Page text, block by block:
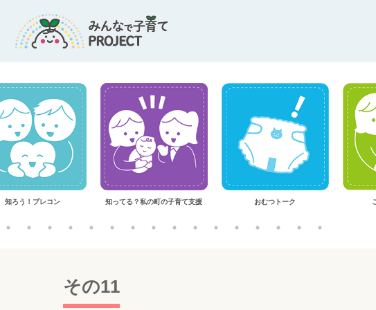
知ろう！プレコン 知ってる？私の町の子育て支援 おむつトーク
その11